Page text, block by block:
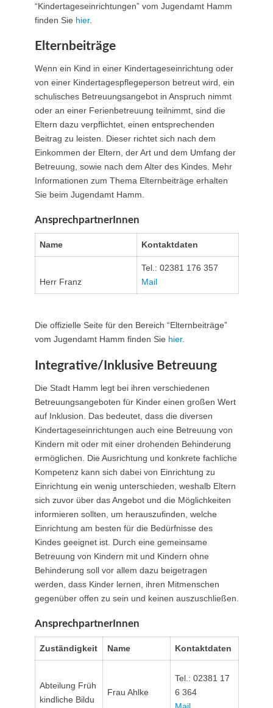
“Kindertageseinrichtungen” vom Jugendamt Hamm
finden Sie hier.
Elternbeiträge
Wenn ein Kind in einer Kindertageseinrichtung oder
von einer Kindertagespflegeperson betreut wird, ein
schulisches Betreuungsangebot in Anspruch nimmt
oder an einer Ferienbetreuung teilnimmt, sind die
Eltern dazu verpflichtet, einen entsprechenden
Beitrag zu leisten. Dieser richtet sich nach dem
Einkommen der Eltern, der Art und dem Umfang der
Betreuung, sowie nach dem Alter des Kindes. Mehr
Informationen zum Thema Elternbeiträge erhalten
Sie beim Jugendamt Hamm.
AnsprechpartnerInnen
Name Kontaktdaten
Herr Franz
Tel.: 02381 176 357
Mail
Die offizielle Seite für den Bereich “Elternbeiträge”
vom Jugendamt Hamm finden Sie hier.
Integrative/Inklusive Betreuung
Die Stadt Hamm legt bei ihren verschiedenen
Betreuungsangeboten für Kinder einen großen Wert
auf Inklusion. Das bedeutet, dass die diversen
Kindertageseinrichtungen auch eine Betreuung von
Kindern mit oder mit einer drohenden Behinderung
ermöglichen. Die Ausrichtung und konkrete fachliche
Kompetenz kann sich dabei von Einrichtung zu
Einrichtung ein wenig unterschieden, weshalb Eltern
sich zuvor über das Angebot und die Möglichkeiten
informieren sollten, um herauszufinden, welche
Einrichtung am besten für die Bedürfnisse des
Kindes geeignet ist. Durch eine gemeinsame
Betreuung von Kindern mit und Kindern ohne
Behinderung soll vor allem dazu beigetragen
werden, dass Kinder lernen, ihren Mitmenschen
gegenüber offen zu sein und keinen auszuschließen.
AnsprechpartnerInnen
Zuständigkeit Name Kontaktdaten
Abteilung Früh
kindliche Bildu
Frau Ahlke
Tel.: 02381 17
6 364
Mail